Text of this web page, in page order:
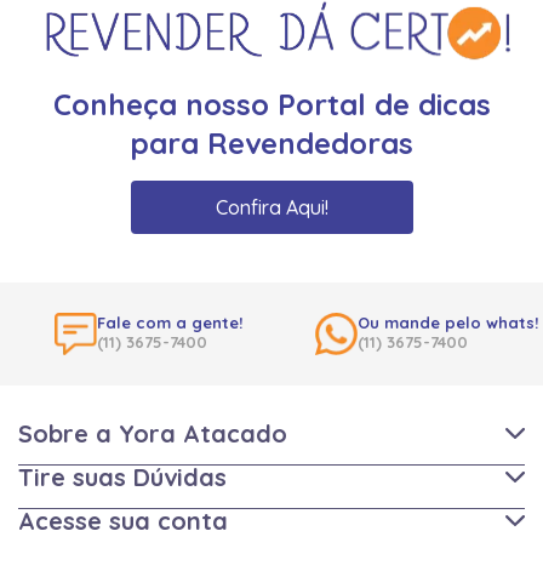
Conheça nosso Portal de dicas
para Revendedoras
Confira Aqui!
Fale com a gente!
(11) 3675-7400
Ou mande pelo whats!
(11) 3675-7400
Sobre a Yora Atacado
Tire suas Dúvidas
Acesse sua conta